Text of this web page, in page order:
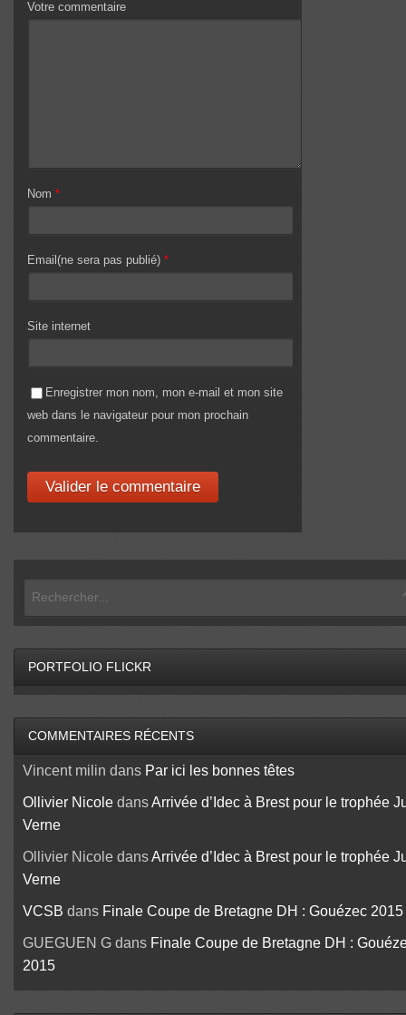
Votre commentaire
Nom *
Email(ne sera pas publié) *
Site internet
Enregistrer mon nom, mon e-mail et mon site
web dans le navigateur pour mon prochain
commentaire.
PORTFOLIO FLICKR
COMMENTAIRES RÉCENTS
Vincent milin dans Par ici les bonnes têtes
Ollivier NicoledansArrivée d’Idec à Brest pour le trophée
Verne
Ollivier NicoledansArrivée d’Idec à Brest pour le trophée
Verne
VCSB dans Finale Coupe de Bretagne DH : Gouézec 2015
GUEGUEN Gdans Finale Coupe de Bretagne DH :
2015